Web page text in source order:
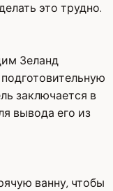
это трудно.
Зеланд
заключается в
вывода его из
ванну, чтобы